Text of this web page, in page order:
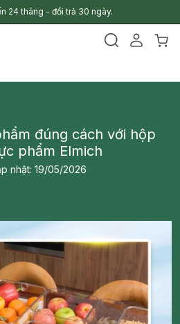
24 tháng - đổi trả 30 ngày.
đúng cách với hộp
phẩm Elmich
nhật: 19/05/2026